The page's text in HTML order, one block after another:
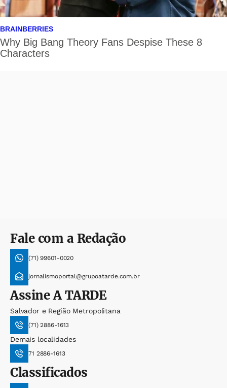
Fale com a Redação
(71) 99601-0020
jornalismoportal@grupoatarde.com.br
AssineA TARDE
Salvador e Região Metropolitana
(71) 2886-1613
Demais localidades
71 2886-1613
Classificados